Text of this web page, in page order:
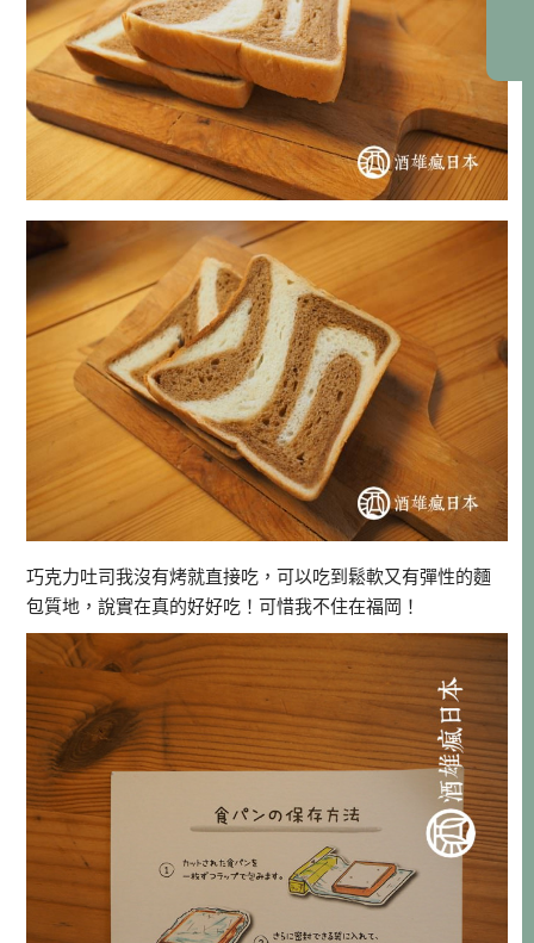
巧克力吐司我沒有烤就直接吃，可以吃到鬆軟又有彈性的麵
包質地，說實在真的好好吃！可惜我不住在福岡！